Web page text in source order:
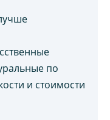
по
и стоимости